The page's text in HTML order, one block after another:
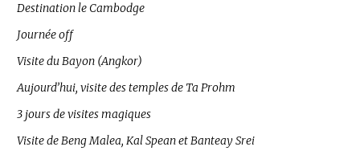
Destination le Cambodge
Journée off
Visite du Bayon (Angkor)
Aujourd’hui, visite des temples de Ta Prohm
3 jours de visites magiques
Visite de Beng Malea, Kal Spean et Banteay Srei